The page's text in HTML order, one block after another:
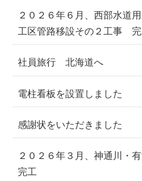
２０２６年６月、西部水道
工区管路移設その２工事 完
社員旅行 北海道へ
電柱看板を設置しました
感謝状をいただきました
２０２６年３月、神通川・
完工